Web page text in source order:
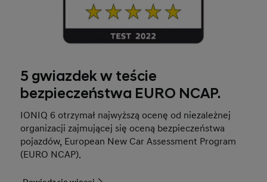
5 gwiazdek w teście
bezpieczeństwa EURO NCAP.
IONIQ 6 otrzymał najwyższą ocenę od niezależnej
organizacji zajmującej się oceną bezpieczeństwa
pojazdów, European New Car Assessment Program
(EURO NCAP).